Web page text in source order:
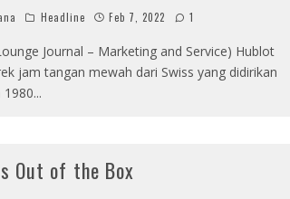
Headline Feb 7, 2022 1
Journal – Marketing and Service) Hublot
jam tangan mewah dari Swiss yang didirikan
1980...
Out of the Box